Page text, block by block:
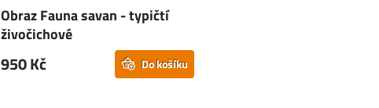
Obraz Fauna savan - typičtí
živočichové
950 Kč Do košíku